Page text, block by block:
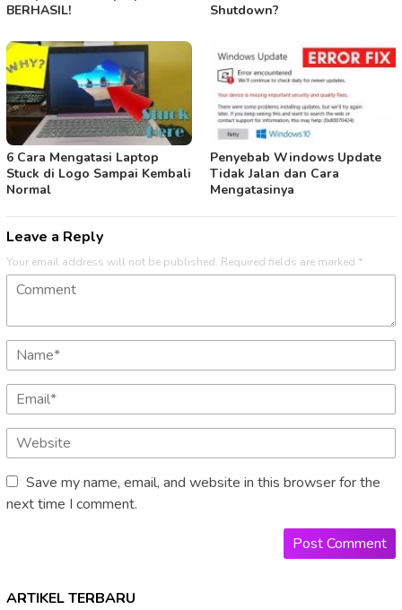
BERHASIL!
Shutdown?
6 Cara Mengatasi Laptop
Stuck di Logo Sampai Kembali
Normal
Penyebab Windows Update
Tidak Jalan dan Cara
Mengatasinya
Leave a Reply
Your email address will not be published. Required fields are marked *
Save my name, email, and website in this browser for the
next time I comment.
ARTIKEL TERBARU